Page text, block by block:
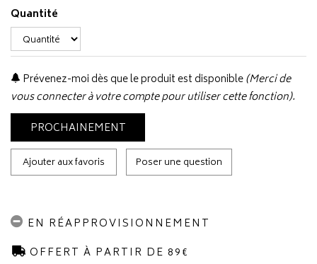
Quantité
Prévenez-moi dès que le produit est disponible(Merci de
vous connecter à votre compte pour utiliser cette fonction).
PROCHAINEMENT
Ajouter aux favoris Poser une question
EN RÉAPPROVISIONNEMENT
OFFERT À PARTIR DE 89€